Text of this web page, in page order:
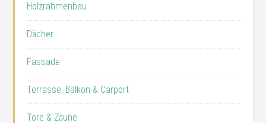
Holzrahmenbau
Dächer
Fassade
Terrasse, Balkon & Carport
Tore & Zäune